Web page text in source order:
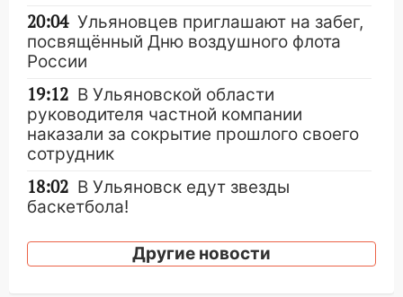
20:04 Ульяновцев приглашают на забег,
посвящённый Дню воздушного флота
России
19:12 В Ульяновской области
руководителя частной компании
наказали за сокрытие прошлого своего
сотрудник
18:02 В Ульяновск едут звезды
баскетбола!
17:08 Ульяновский областной суд
оставил в силе приговор руководству
Другие новости